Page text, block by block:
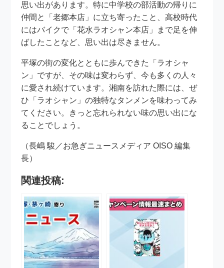
思い出があります。特に中学校の部活動の帰りに
仲間と「老郷本店」に立ち寄ったこと、高校時代
にはバイクで「花水ラオシャン本店」まで足を伸
ばしたことなど、思い出は尽きません。
平塚の街の変化とともに歩んできた「ラオシャ
ン」ですが、その味は変わらず、今も多くの人々
に愛され続けています。湘南を訪れた際には、ぜ
ひ「ラオシャン」の独特なタンメンを味わってみ
てください。きっと忘れられない味の思い出にな
ることでしょう。
（長嶋 駿／お急ぎニュースメディア OISO 編集
長）
関連投稿: